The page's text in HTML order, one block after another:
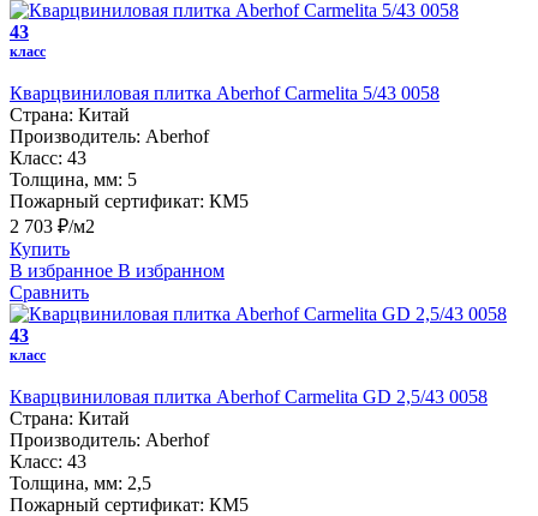
43
класс
Кварцвиниловая плитка Aberhof Carmelita 5/43 0058
Страна: Китай
Производитель: Aberhof
Класс: 43
Толщина, мм: 5
Пожарный сертификат: КМ5
2 703 ₽/м2
Купить
В избранное В избранном
Сравнить
43
класс
Кварцвиниловая плитка Aberhof Carmelita GD 2,5/43 0058
Страна: Китай
Производитель: Aberhof
Класс: 43
Толщина, мм: 2,5
Пожарный сертификат: КМ5